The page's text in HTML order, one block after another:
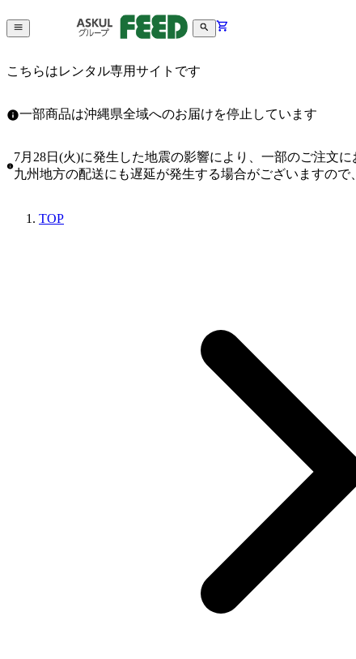
こちらはレンタル専用サイトです
一部商品は沖縄県全域へのお届けを停止しています
7月28日(火)に発生した地震の影響により、一部のご注文
九州地方の配送にも遅延が発生する場合がございますので
TOP